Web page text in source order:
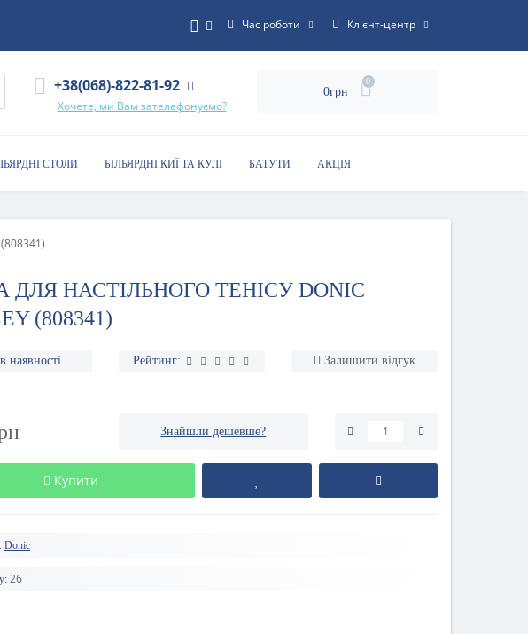
Час роботи Клієнт-центр
+38(068)-822-81-92
Хочете, ми Вам зателефонуємо?
0грн
0
СТОЛИ БІЛЬЯРДНІ КИЇ ТА КУЛІ БАТУТИ АКЦІЯ
ДЛЯ НАСТІЛЬНОГО ТЕНІСУ DONIC
(808341)
наявності Рейтинг: Залишити відгук
Знайшли дешевше?
Купити
Donic
26